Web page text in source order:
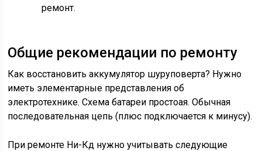
ремонт.
Общие рекомендации по ремонту
Как восстановить аккумулятор шуруповерта? Нужно
иметь элементарные представления об
электротехнике. Схема батареи простоая. Обычная
последовательная цепь (плюс подключается к минусу).
При ремонте Ни-Кд нужно учитывать следующие